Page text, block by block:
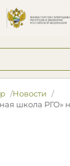
центр
Новости
школа РГО»